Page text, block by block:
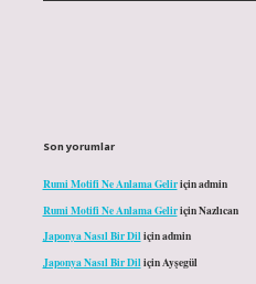
Son yorumlar
Rumi Motifi Ne Anlama Geliriçinadmin
Rumi Motifi Ne Anlama GeliriçinNazlıcan
Japonya Nasıl Bir Diliçinadmin
Japonya Nasıl Bir DiliçinAyşegül